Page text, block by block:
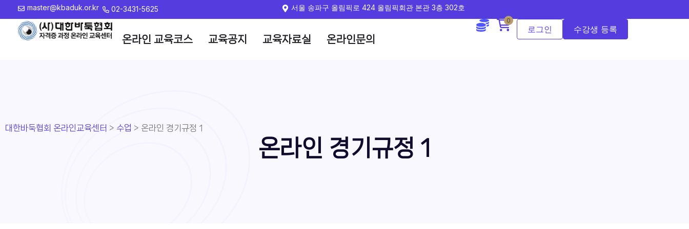
master@kbaduk.or.kr 02-3431-5625 서울 송파구 올림픽로 424 올림픽회관 본관 3층 302호
온라인 교육코스 교육공지 교육자료실 온라인문의
0
로그인 수강생 등록
대한바둑협회 온라인교육센터 > 수업 > 온라인 경기규정 1
온라인 경기규정 1